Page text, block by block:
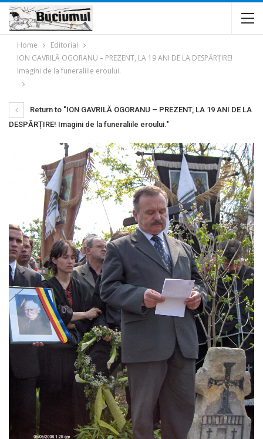
Home
Editorial
ION GAVRILĂ OGORANU – PREZENT, LA 19 ANI DE LA DESPĂRȚIRE!
Imagini de la funeraliile eroului.
Return to "ION GAVRILĂ OGORANU – PREZENT, LA 19 ANI DE LA
DESPĂRȚIRE! Imagini de la funeraliile eroului."